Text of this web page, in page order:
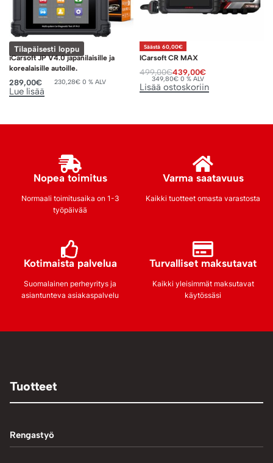
Tilapäisesti loppu
iCarsoft JP V4.0 japanilaisille ja
korealaisille autoille.
289,00€ 230,28€ 0 % ALV
Lue lisää
Säästä 60,00€
ICarsoft CR MAX
499,00€439,00€
349,80€ 0 % ALV
Lisää ostoskoriin
Nopea toimitus
Normaali toimitusaika on 1-3
työpäivää
Varma saatavuus
Kaikki tuotteet omasta varastosta
Kotimaista palvelua
Suomalainen perheyritys ja
asiantunteva asiakaspalvelu
Turvalliset maksutavat
Kaikki yleisimmät maksutavat
käytössäsi
Tuotteet
Rengastyö